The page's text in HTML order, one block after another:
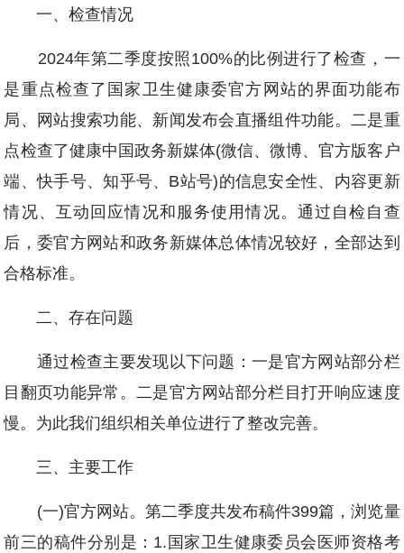
一、检查情况
2024年第二季度按照100%的比例进行了检查，一
是重点检查了国家卫生健康委官方网站的界面功能布
局、网站搜索功能、新闻发布会直播组件功能。二是重
点检查了健康中国政务新媒体(微信、微博、官方版客户
端、快手号、知乎号、B站号)的信息安全性、内容更新
情况、互动回应情况和服务使用情况。通过自检自查
后，委官方网站和政务新媒体总体情况较好，全部达到
合格标准。
二、存在问题
通过检查主要发现以下问题：一是官方网站部分栏
目翻页功能异常。二是官方网站部分栏目打开响应速度
慢。为此我们组织相关单位进行了整改完善。
三、主要工作
(一)官方网站。第二季度共发布稿件399篇，浏览量
前三的稿件分别是：1.国家卫生健康委员会医师资格考